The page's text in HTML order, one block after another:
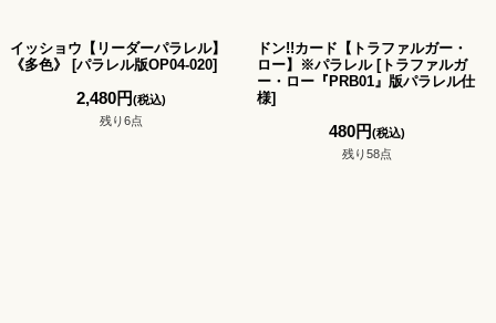
イッショウ【リーダーパラレル】
《多色》
[パラレル版OP04-020]
2,480円(税込)
残り6点
ドン!!カード【トラファルガー・
ロー】※パラレル [トラファルガ
ー・ロー『PRB01』版パラレル仕
様]
480円(税込)
残り58点